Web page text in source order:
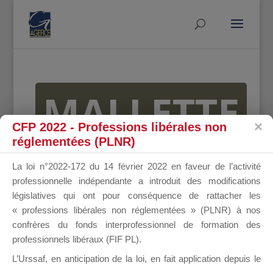
MALLETTE
DU
DIRIGEANT
CFP 2022 - Professions libérales non
réglementées (PLNR)
La loi n°2022-172 du 14 février 2022 en faveur de l’activité
professionnelle indépendante a introduit des modifications
législatives qui ont pour conséquence de rattacher les
« professions libérales non réglementées » (PLNR) à nos
confrères du fonds interprofessionnel de formation des
professionnels libéraux (FIF PL).
L’Urssaf, en anticipation de la loi, en fait application depuis le